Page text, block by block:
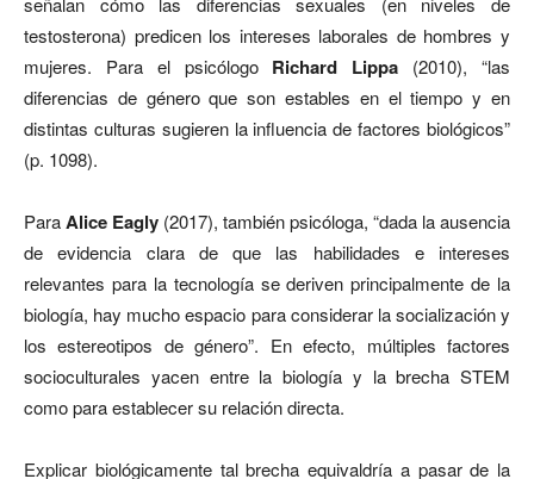
testosterona) predicen los intereses laborales de hombres y
mujeres. Para el psicólogo Richard Lippa (2010), “las
diferencias de género que son estables en el tiempo y en
distintas culturas sugieren la influencia de factores biológicos”
(p. 1098).
ParaAlice Eagly (2017), también psicóloga, “dada la ausencia
de evidencia clara de que las habilidades e intereses
relevantes para la tecnología se deriven principalmente de la
biología, hay mucho espacio para considerar la socialización y
los estereotipos de género”. En efecto, múltiples factores
socioculturales yacen entre la biología y la brecha STEM
como para establecer su relación directa.
Explicar biológicamente tal brecha equivaldría a pasar de la